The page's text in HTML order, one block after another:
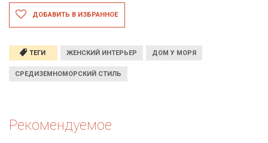
ДОБАВИТЬ В ИЗБРАННОЕ
ТЕГИ ЖЕНСКИЙ ИНТЕРЬЕР ДОМ У МОРЯ
СРЕДИЗЕМНОМОРСКИЙ СТИЛЬ
Рекомендуемое